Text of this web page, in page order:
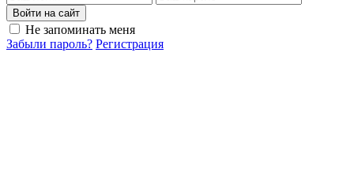
Войти на сайт
Не запоминать меня
Забыли пароль? Регистрация